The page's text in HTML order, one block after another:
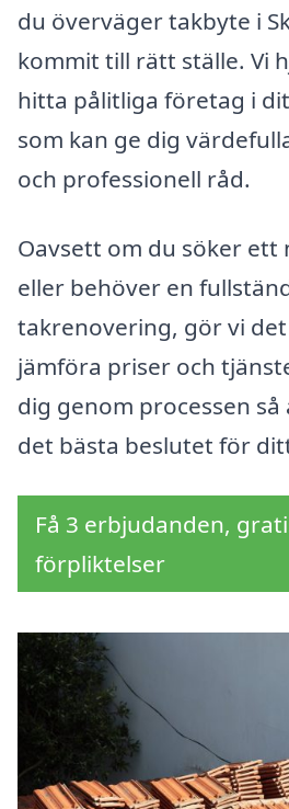
du överväger takbyte i
kommit till rätt ställe. Vi
hitta pålitliga företag i
som kan ge dig
och professionell råd.
Oavsett om du söker
eller behöver en
takrenovering, gör vi
jämföra priser och
dig genom processen
det bästa beslutet för
Få 3 erbjudanden,
förpliktelser